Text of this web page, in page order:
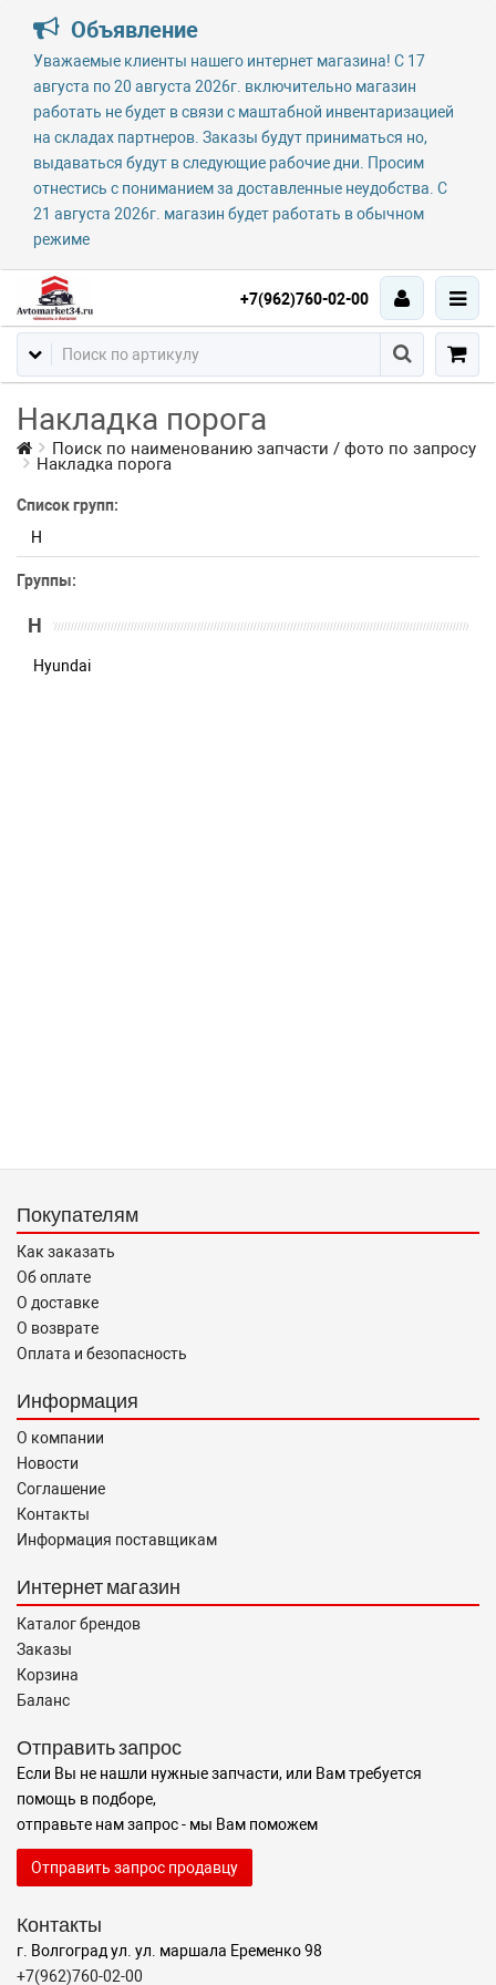
Объявление
Уважаемые клиенты нашего интернет магазина! С 17
августа по 20 августа 2026г. включительно магазин
работать не будет в связи с маштабной инвентаризацией
на складах партнеров. Заказы будут приниматься но,
выдаваться будут в следующие рабочие дни. Просим
отнестись с пониманием за доставленные неудобства. С
21 августа 2026г. магазин будет работать в обычном
режиме
+7(962)760-02-00
Накладка порога
Поиск по наименованию запчасти / фото по запросу
Накладка порога
Список групп:
H
Группы:
H
Hyundai
Покупателям
Как заказать
Об оплате
О доставке
О возврате
Оплата и безопасность
Информация
О компании
Новости
Соглашение
Контакты
Информация поставщикам
Интернет магазин
Каталог брендов
Заказы
Корзина
Баланс
Отправить запрос
Если Вы не нашли нужные запчасти, или Вам требуется
помощь в подборе,
отправьте нам запрос - мы Вам поможем
Отправить запрос продавцу
Контакты
г. Волгоград ул. ул. маршала Еременко 98
+7(962)760-02-00